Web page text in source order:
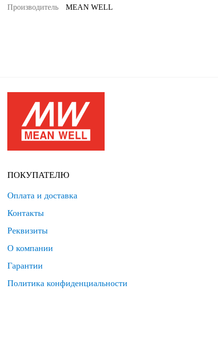
Производитель MEAN WELL
ПОКУПАТЕЛЮ
Оплата и доставка
Контакты
Реквизиты
О компании
Гарантии
Политика конфиденциальности